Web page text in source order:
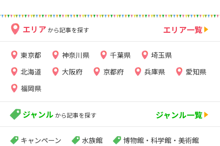
エリア から記事を探す エリア一覧
東京都 神奈川県 千葉県
埼玉県
北海道
大阪府 京都府 兵庫県
愛知県
福岡県
ジャンル から記事を探す ジャンル一覧
キャンペーン 水族館
博物館・科学館・美術館